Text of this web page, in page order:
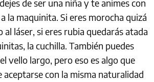
de ser una niña y te animes con
la maquinita. Si eres morocha quizá
al láser, si eres rubia quedarás atada
la cuchilla. También puedes
vello largo, pero eso es algo que
con la misma naturalidad